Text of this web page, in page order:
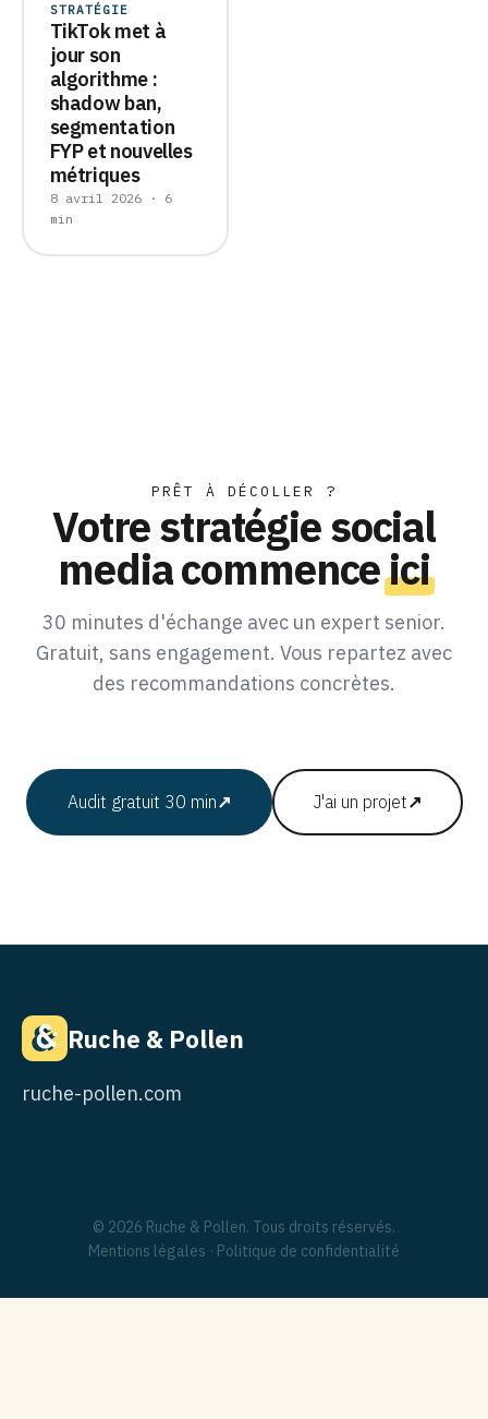
STRATÉGIE
TikTok met à
jour son
algorithme :
shadow ban,
segmentation
FYP et nouvelles
métriques
8 avril 2026 · 6
min
PRÊT À DÉCOLLER ?
Votre stratégie social
media commenceici
30 minutes d'échange avec un expert senior.
Gratuit, sans engagement. Vous repartez avec
des recommandations concrètes.
Audit gratuit 30 min↗ J'ai un projet↗
Ruche & Pollen
ruche-pollen.com
© 2026 Ruche & Pollen. Tous droits réservés.
Mentions légales · Politique de confidentialité